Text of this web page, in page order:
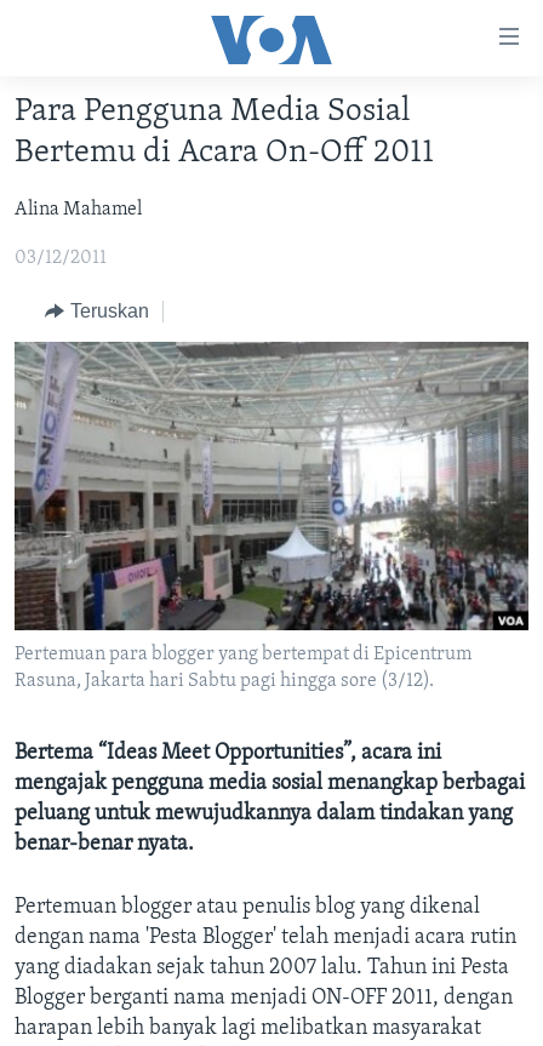
Akses
Lanjut
ke
Konten
Lanjut
Navigasi
Utama
Lanjut
ke
Pencarian
VIDEO
POLYGRAPH
DAFTAR PROGRAM
Learning English
IKUTI KAMI
Bahasa-bahasa
Para Pengguna Media Sosial
Bertemu di Acara On-Off 2011
Alina Mahamel
03/12/2011
Teruskan
Pertemuan para blogger yang bertempat di Epicentrum
Rasuna, Jakarta hari Sabtu pagi hingga sore (3/12).
Bertema “Ideas Meet Opportunities”, acara ini
mengajak pengguna media sosial menangkap berbagai
peluang untuk mewujudkannya dalam tindakan yang
benar-benar nyata.
Pertemuan blogger atau penulis blog yang dikenal
dengan nama 'Pesta Blogger' telah menjadi acara rutin
yang diadakan sejak tahun 2007 lalu. Tahun ini Pesta
Blogger berganti nama menjadi ON-OFF 2011, dengan
harapan lebih banyak lagi melibatkan masyarakat